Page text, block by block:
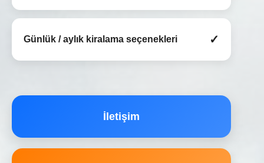
Günlük / aylık kiralama seçenekleri ✓
İletişim